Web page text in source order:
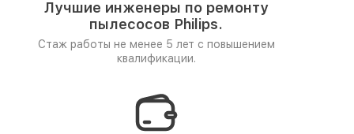
Лучшие инженеры по ремонту
пылесосов Philips.
Стаж работы не менее 5 лет с повышением
квалификации.